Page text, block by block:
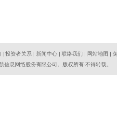
| 投资者关系 | 新闻中心 | 联络我们 | 网站地图 |
信息网络股份有限公司。版权所有‧不得转载。